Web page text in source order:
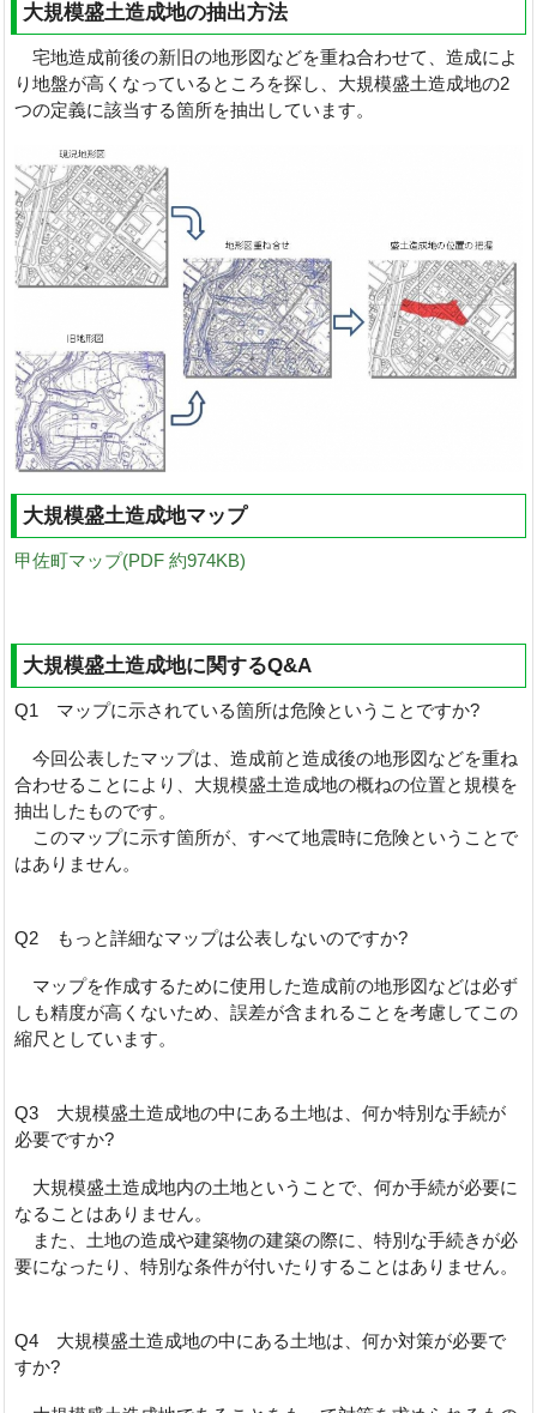
大規模盛土造成地の抽出方法
宅地造成前後の新旧の地形図などを重ね合わせて、造成によ
り地盤が高くなっているところを探し、大規模盛土造成地の2
つの定義に該当する箇所を抽出しています。
大規模盛土造成地マップ
甲佐町マップ(PDF 約974KB)
大規模盛土造成地に関するQ&A
Q1 マップに示されている箇所は危険ということですか?
今回公表したマップは、造成前と造成後の地形図などを重ね
合わせることにより、大規模盛土造成地の概ねの位置と規模を
抽出したものです。
このマップに示す箇所が、すべて地震時に危険ということで
はありません。
Q2 もっと詳細なマップは公表しないのですか?
マップを作成するために使用した造成前の地形図などは必ず
しも精度が高くないため、誤差が含まれることを考慮してこの
縮尺としています。
Q3 大規模盛土造成地の中にある土地は、何か特別な手続が
必要ですか?
大規模盛土造成地内の土地ということで、何か手続が必要に
なることはありません。
また、土地の造成や建築物の建築の際に、特別な手続きが必
要になったり、特別な条件が付いたりすることはありません。
Q4 大規模盛土造成地の中にある土地は、何か対策が必要で
すか?